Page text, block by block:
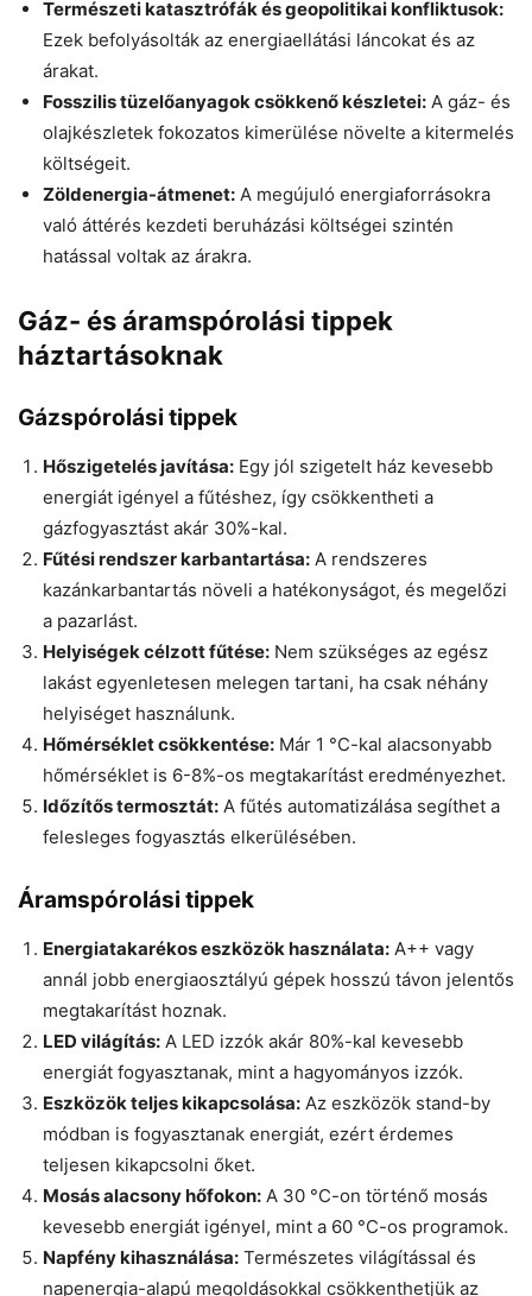
Természeti katasztrófák és geopolitikai konfliktusok:
Ezek befolyásolták az energiaellátási láncokat és az
árakat.
Fosszilis tüzelőanyagok csökkenő készletei: A gáz- és
olajkészletek fokozatos kimerülése növelte a kitermelés
költségeit.
Zöldenergia-átmenet: A megújuló energiaforrásokra
való áttérés kezdeti beruházási költségei szintén
hatással voltak az árakra.
Gáz- és áramspórolási tippek
háztartásoknak
Gázspórolási tippek
Hőszigetelés javítása: Egy jól szigetelt ház kevesebb
energiát igényel a fűtéshez, így csökkentheti a
gázfogyasztást akár 30%-kal.
Fűtési rendszer karbantartása: A rendszeres
kazánkarbantartás növeli a hatékonyságot, és megelőzi
a pazarlást.
Helyiségek célzott fűtése: Nem szükséges az egész
lakást egyenletesen melegen tartani, ha csak néhány
helyiséget használunk.
Hőmérséklet csökkentése: Már 1 °C-kal alacsonyabb
hőmérséklet is 6-8%-os megtakarítást eredményezhet.
Időzítős termosztát: A fűtés automatizálása segíthet a
felesleges fogyasztás elkerülésében.
Áramspórolási tippek
Energiatakarékos eszközök használata: A++ vagy
annál jobb energiaosztályú gépek hosszú távon jelentős
megtakarítást hoznak.
LED világítás: A LED izzók akár 80%-kal kevesebb
energiát fogyasztanak, mint a hagyományos izzók.
Eszközök teljes kikapcsolása: Az eszközök stand-by
módban is fogyasztanak energiát, ezért érdemes
teljesen kikapcsolni őket.
Mosás alacsony hőfokon: A 30 °C-on történő mosás
kevesebb energiát igényel, mint a 60 °C-os programok.
Napfény kihasználása: Természetes világítással és
napenergia-alapú megoldásokkal csökkenthetjük az